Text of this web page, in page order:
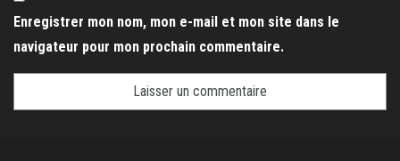
Enregistrer mon nom, mon e-mail et mon site dans le
navigateur pour mon prochain commentaire.